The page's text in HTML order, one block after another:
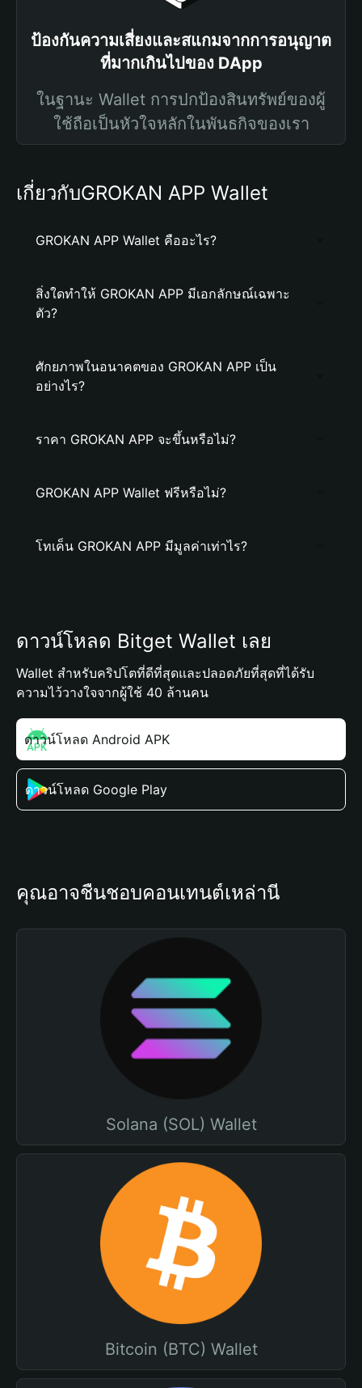
ป้องกันความเสี่ยงและสแกมจากการอนุญาต
ที่มากเกินไปของ DApp
ในฐานะ Wallet การปกป้องสินทรัพย์ของผู้
ใช้ถือเป็นหัวใจหลักในพันธกิจของเรา
เกี่ยวกับGROKAN APP Wallet
GROKAN APP Wallet คืออะไร?
สิ่งใดทำให้ GROKAN APP มีเอกลักษณ์เฉพาะ
ตัว?
ศักยภาพในอนาคตของ GROKAN APP เป็น
อย่างไร?
ราคา GROKAN APP จะขึ้นหรือไม่?
GROKAN APP Wallet ฟรีหรือไม่?
โทเค็น GROKAN APP มีมูลค่าเท่าไร?
ดาวน์โหลด Bitget Wallet เลย
Wallet สำหรับคริปโตที่ดีที่สุดและปลอดภัยที่สุดที่ได้รับ
ความไว้วางใจจากผู้ใช้ 40 ล้านคน
ดาวน์โหลด Android APK
ดาวน์โหลด Google Play
คุณอาจชื่นชอบคอนเทนต์เหล่านี้
Solana (SOL) Wallet
Bitcoin (BTC) Wallet